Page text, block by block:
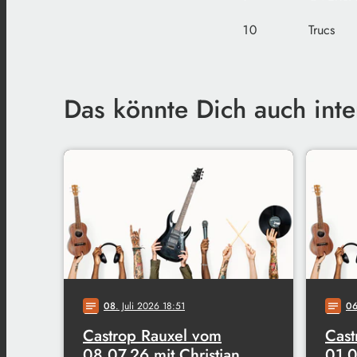
10
Trucs
Das könnte Dich auch
notes 08. Juli 2026 18:51
Castrop Rauxel vom
notes 06